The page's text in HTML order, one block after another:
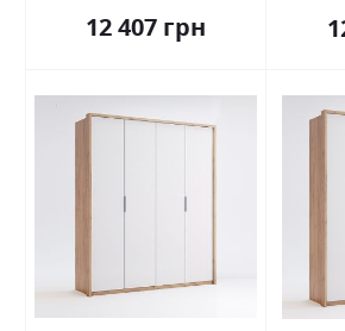
12 407 грн